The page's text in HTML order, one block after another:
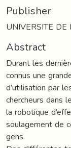
Publisher
UNIVERSITE DE
Abstract
Durant les
connus une
d’utilisation par
chercheurs dans
la robotique
soulagement de
gens.